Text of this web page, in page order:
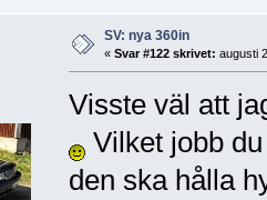
SV: nya 360in
« Svar #122 skrivet: augusti
Visste väl att
Vilket jobb du
den ska hålla